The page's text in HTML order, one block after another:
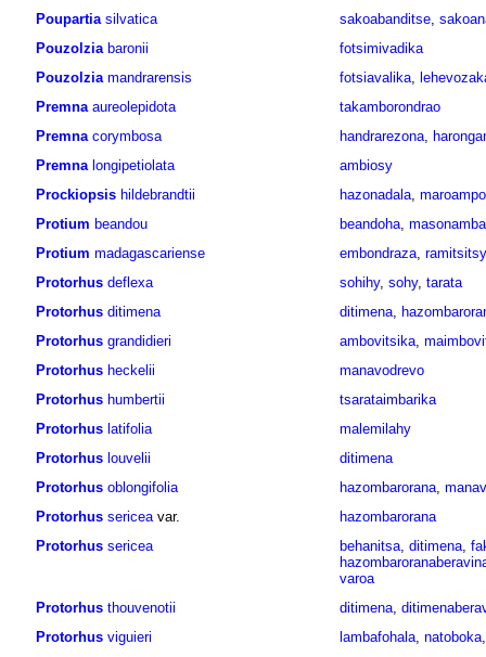
Poupartia silvatica sakoabanditse,
Pouzolzia baronii
fotsimivadika
Pouzolzia mandrarensis fotsiavalika,
Premna aureolepidota
takamborondrao
Premna corymbosa handrarezona,
Premna longipetiolata
ambiosy
Prockiopsis hildebrandtii hazonadala,
Protium beandou beandoha,
Protium madagascariense embondraza, ramitsitsy
Protorhus deflexa sohihy, sohy, tarata
Protorhus ditimena ditimena,
Protorhus grandidieri ambovitsika,
Protorhus heckelii
manavodrevo
Protorhus humbertii
tsarataimbarika
Protorhus latifolia
malemilahy
Protorhus louvelii
ditimena
Protorhus oblongifolia hazombarorana,
Protorhus sericeavar.
hazombarorana
Protorhus sericea behanitsa, ditimena,
varoa
Protorhus thouvenotii ditimena,
Protorhus viguieri lambafohala, natoboka